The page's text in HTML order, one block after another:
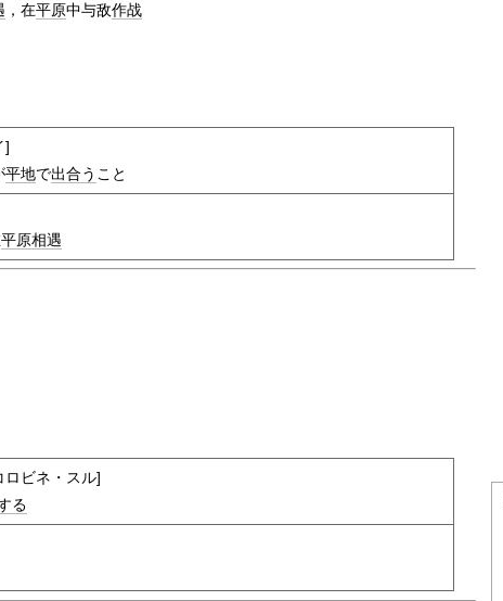
，在平原中与敌作战
]
平地で出合う こと
平原相遇
ロビネ・スル]
る